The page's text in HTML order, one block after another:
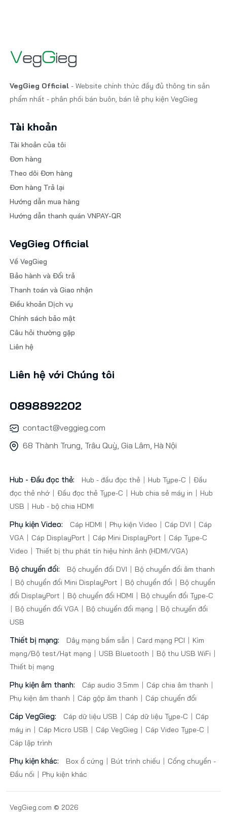
VegGieg Official - Website chính thức đầy đủ thông tin sản
phẩm nhất - phân phối bán buôn, bán lẻ phụ kiện VegGieg
Tài khoản
Tài khoản của tôi
Đơn hàng
Theo dõi Đơn hàng
Đơn hàng Trả lại
Hướng dẫn mua hàng
Hướng dẫn thanh quán VNPAY-QR
VegGieg Official
Về VegGieg
Bảo hành và Đổi trả
Thanh toán và Giao nhận
Điều khoản Dịch vụ
Chính sách bảo mật
Câu hỏi thường gặp
Liên hệ
Liên hệ với Chúng tôi
0898892202
contact@veggieg.com
68 Thành Trung, Trâu Quỳ, Gia Lâm, Hà Nội
Hub - Đầu đọc thẻ: Hub - đầu đọc thẻ Hub Type-C
Đầu
đọc thẻ nhớ
Đầu đọc thẻ Type-C Hub chia sẻ máy in
Hub
USB
Hub - bộ chia HDMI
Phụ kiện Video: Cáp HDMI Phụ kiện Video Cáp DVI
Cáp
VGA
Cáp DisplayPort Cáp Mini DisplayPort
Cáp Type-C
Video
Thiết bị thu phát tín hiệu hình ảnh (HDMI/VGA)
Bộ chuyển đổi: Bộ chuyển đổi DVI
Bộ chuyển đổi âm thanh
Bộ chuyển đổi Mini DisplayPort
Bộ chuyển đổi
Bộ chuyển
đổi DisplayPort
Bộ chuyển đổi HDMI
Bộ chuyển đổi Type-C
Bộ chuyển đổi VGA
Bộ chuyển đổi mạng
Bộ chuyển đổi
USB
Thiết bị mạng: Dây mạng bấm sẵn Card mạng PCI
Kìm
mạng/Bộ test/Hạt mạng
USB Bluetooth
Bộ thu USB WiFi
Thiết bị mạng
Phụ kiện âm thanh: Cáp audio 3.5mm
Cáp chia âm thanh
Phụ kiện âm thanh
Cáp gộp âm thanh Cáp chuyển đổi
Cáp VegGieg: Cáp dữ liệu USB Cáp dữ liệu Type-C
Cáp
máy in
Cáp Micro USB Cáp VegGieg
Cáp Video Type-C
Cáp lập trình
Phụ kiện khác: Box ổ cứng Bút trình chiếu
Cổng chuyển -
Đầu nối
Phụ kiện khác
VegGieg.com © 2026